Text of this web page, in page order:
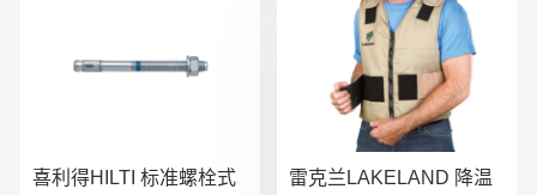
喜利得HILTI 标准螺栓式
雷克兰LAKELAND 降温